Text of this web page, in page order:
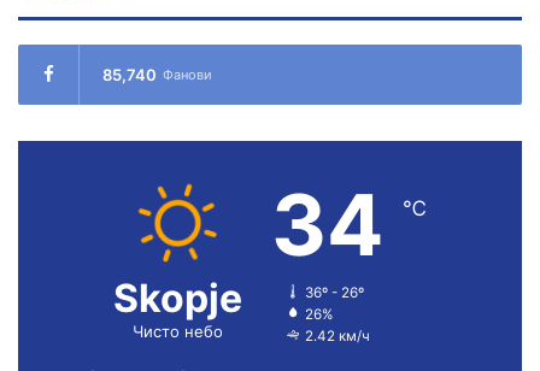
85,740 Фанови
Skopje
Чисто небо
34 ℃
36º - 26º
26%
2.42 км/ч